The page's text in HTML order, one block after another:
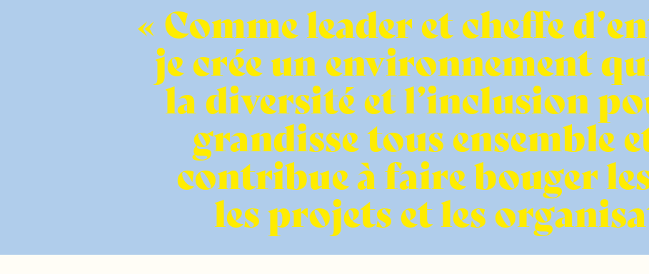
Comme leader et cheffe
je crée un environnement
la diversité et l’inclusion
grandisse tous ensemble
contribue à faire bouger
les projets et les